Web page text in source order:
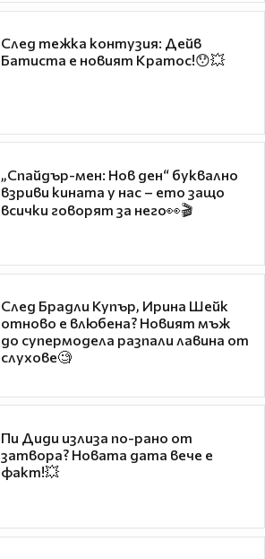
След тежка контузия: Дейв
Батиста е новият Кратос!😯💥
„Спайдър-мен: Нов ден“ буквално
взриви кината у нас – ето защо
всички говорят за него👀🎬
След Брадли Купър, Ирина Шейк
отново е влюбена? Новият мъж
до супермодела разпали лавина от
слухове🧐
Пи Диди излиза по-рано от
затвора? Новата дата вече е
факт!💥